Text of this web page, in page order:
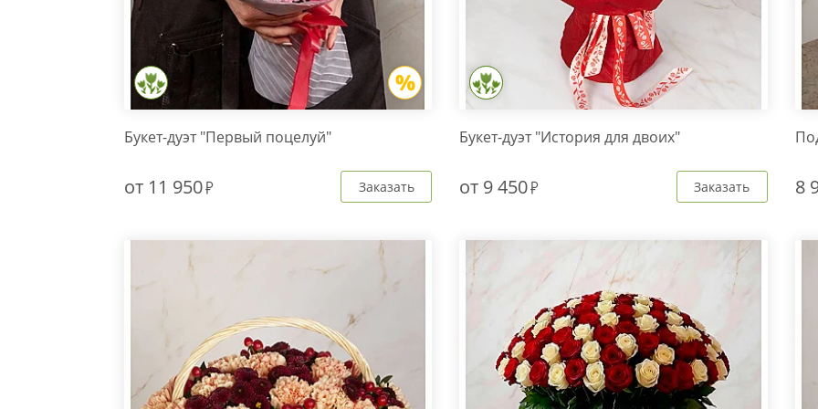
Букет-дуэт "Первый поцелуй"
от 11 950 Заказать
Букет-дуэт "История для двоих"
от 9 450 Заказать 8